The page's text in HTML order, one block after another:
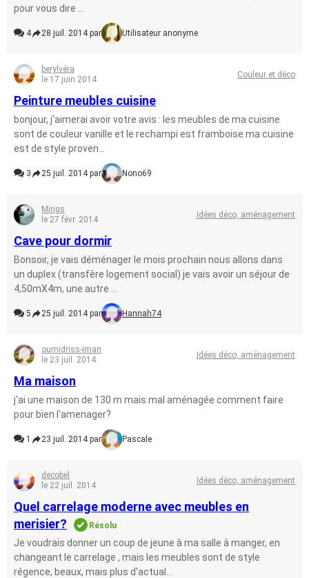
pour vous dire ...
4 28 juil. 2014 par Utilisateur anonyme
berylvéra
le 17 juin 2014
Couleur et déco
Peinture meubles cuisine
bonjour, j'aimerai avoir votre avis : les meubles de ma cuisine
sont de couleur vanille et le rechampi est framboise ma cuisine
est de style proven...
3 25 juil. 2014 par Nono69
Mings
le 27 févr. 2014
Idées déco, aménagement
Cave pour dormir
Bonsoir, je vais déménager le mois prochain nous allons dans
un duplex (transfère logement social) je vais avoir un séjour de
4,50mX4m, une autre ...
5 25 juil. 2014 par Hannah74
oumidriss-iman
le 23 juil. 2014
Idées déco, aménagement
Ma maison
j'ai une maison de 130 m mais mal aménagée comment faire
pour bien l'amenager?
1 23 juil. 2014 par Pascale
decobel
le 22 juil. 2014
Idées déco, aménagement
Quel carrelage moderne avec meubles en
merisier?
Résolu
Je voudrais donner un coup de jeune à ma salle à manger, en
changeant le carrelage , mais les meubles sont de style
régence, beaux, mais plus d'actual...